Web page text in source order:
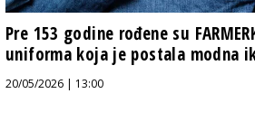
Pre 153 godine rođene su
uniforma koja je postala modna
20/05/2026 | 13:00